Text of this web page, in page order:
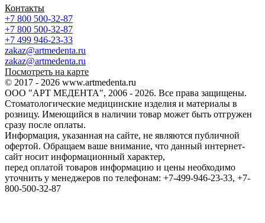
Контакты
+7 800 500-32-87
+7 800 500-32-87
+7 499 946-23-33
zakaz@artmedenta.ru
zakaz@artmedenta.ru
Посмотреть на карте
© 2017 - 2026 www.artmedenta.ru
ООО "АРТ МЕДЕНТА", 2006 - 2026. Все права защищены.
Стоматологические медицинские изделия и материалы в
розницу. Имеющийся в наличии товар может быть отгружен
сразу после оплаты.
Информация, указанная на сайте, не являются публичной
офертой. Обращаем ваше внимание, что данный интернет-
сайт носит информационный характер,
перед оплатой товаров информацию и цены необходимо
уточнить у менеджеров по телефонам: +7-499-946-23-33, +7-
800-500-32-87